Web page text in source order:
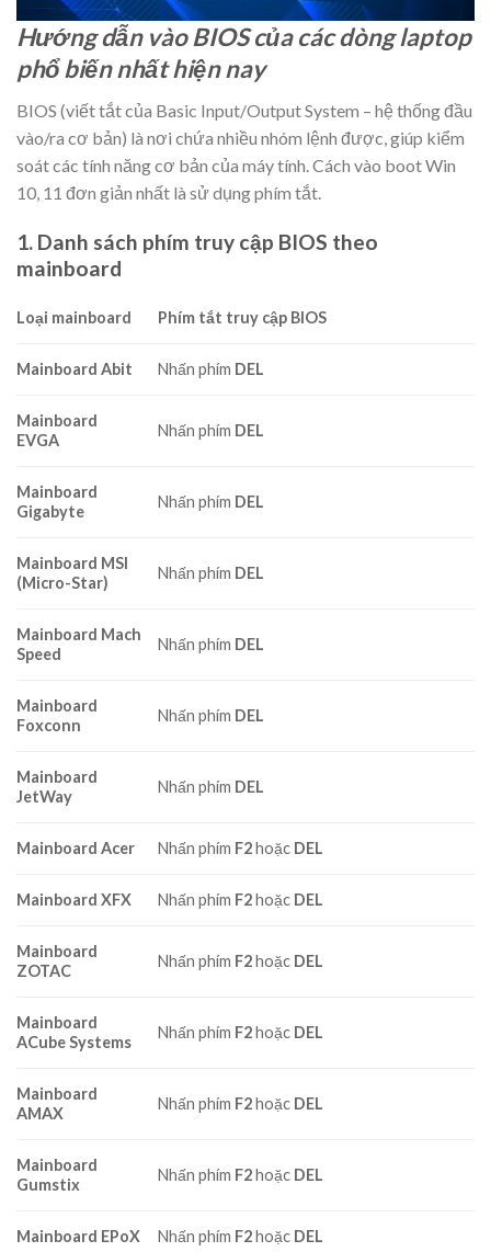
Hướng dẫn vào BIOS của các dòng laptop
phổ biến nhất hiện nay
BIOS (viết tắt của Basic Input/Output System – hệ thống đầu
vào/ra cơ bản) là nơi chứa nhiều nhóm lệnh được, giúp kiểm
soát các tính năng cơ bản của máy tính. Cách vào boot Win
10, 11 đơn giản nhất là sử dụng phím tắt.
1. Danh sách phím truy cập BIOS theo
mainboard
Loại mainboard Phím tắt truy cập BIOS
Mainboard Abit Nhấn phím DEL
Mainboard
EVGA
Nhấn phím DEL
Mainboard
Gigabyte
Nhấn phím DEL
Mainboard MSI
(Micro-Star)
Nhấn phím DEL
Mainboard Mach
Speed
Nhấn phím DEL
Mainboard
Foxconn
Nhấn phím DEL
Mainboard
JetWay
Nhấn phím DEL
Mainboard Acer Nhấn phím F2hoặc DEL
Mainboard XFX Nhấn phím F2hoặc DEL
Mainboard
ZOTAC
Nhấn phím F2hoặc DEL
Mainboard
ACube Systems
Nhấn phím F2hoặc DEL
Mainboard
AMAX
Nhấn phím F2hoặc DEL
Mainboard
Gumstix
Nhấn phím F2hoặc DEL
Mainboard EPoX Nhấn phím F2hoặc DEL